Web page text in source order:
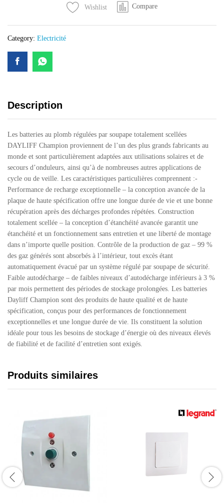
Wishlist Compare
Category: Electricité
Description
Les batteries au plomb régulées par soupape totalement scellées
DAYLIFF Champion proviennent de l’un des plus grands fabricants au
monde et sont particulièrement adaptées aux utilisations solaires et de
secours d’onduleurs, ainsi qu’à de nombreuses autres applications de
cycle ou de veille. Les caractéristiques particulières comprennent :-
Performance de recharge exceptionnelle – la conception avancée de la
plaque de haute spécification offre une longue durée de vie et une bonne
récupération après des décharges profondes répétées. Construction
totalement scellée – la conception d’étanchéité avancée garantit une
étanchéité et un fonctionnement sans entretien et une liberté de montage
dans n’importe quelle position. Contrôle de la production de gaz – 99 %
des gaz générés sont absorbés à l’intérieur, tout excès étant
automatiquement évacué par un système régulé par soupape de sécurité.
Faible autodécharge – de faibles niveaux d’autodécharge inférieurs à 3 %
par mois permettent des périodes de stockage prolongées. Les batteries
Dayliff Champion sont des produits de haute qualité et de haute
spécification, conçus pour des performances de fonctionnement
exceptionnelles et une longue durée de vie. Ils constituent la solution
idéale pour tous les besoins de stockage d’énergie où des niveaux élevés
de fiabilité et de facilité d’entretien sont exigés.
Produits similaires